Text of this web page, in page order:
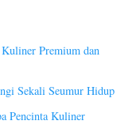
Premium dan
Sekali Seumur Hidup
Pencinta Kuliner